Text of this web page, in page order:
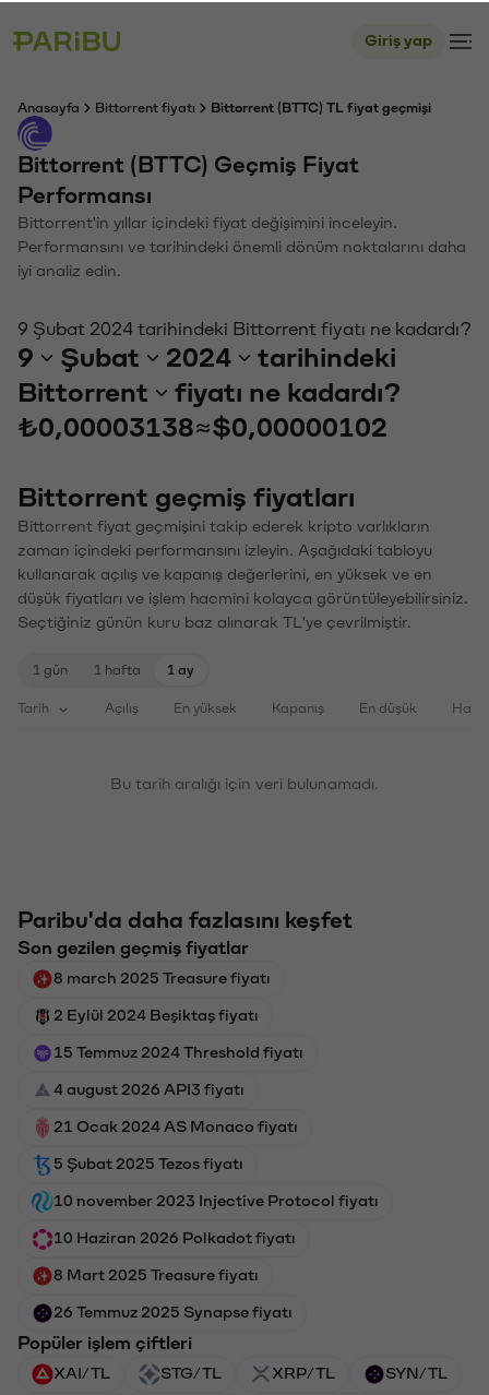
Giriş yap
Anasayfa Bittorrent fiyatı Bittorrent (BTTC) TL fiyat geçmişi
Bittorrent (BTTC) Geçmiş Fiyat
Performansı
Bittorrent'in yıllar içindeki fiyat değişimini inceleyin.
Performansını ve tarihindeki önemli dönüm noktalarını daha
iyi analiz edin.
9 Şubat 2024 tarihindeki Bittorrent fiyatı ne kadardı?
9 Şubat 2024
tarihindeki
Bittorrent
fiyatı ne kadardı?
₺0,00003138≈$0,00000102
Bittorrent geçmiş fiyatları
Bittorrent fiyat geçmişini takip ederek kripto varlıkların
zaman içindeki performansını izleyin. Aşağıdaki tabloyu
kullanarak açılış ve kapanış değerlerini, en yüksek ve en
düşük fiyatları ve işlem hacmini kolayca görüntüleyebilirsiniz.
Seçtiğiniz günün kuru baz alınarak TL'ye çevrilmiştir.
1 gün 1 hafta 1 ay
Tarih Açılış En yüksek Kapanış En düşük
Bu tarih aralığı için veri bulunamadı.
Paribu'da daha fazlasını keşfet
Son gezilen geçmiş fiyatlar
8 march 2025 Treasure fiyatı
2 Eylül 2024 Beşiktaş fiyatı
15 Temmuz 2024 Threshold fiyatı
4 august 2026 API3 fiyatı
21 Ocak 2024 AS Monaco fiyatı
5 Şubat 2025 Tezos fiyatı
10 november 2023 Injective Protocol fiyatı
10 Haziran 2026 Polkadot fiyatı
8 Mart 2025 Treasure fiyatı
26 Temmuz 2025 Synapse fiyatı
Popüler işlem çiftleri
XAI/TL STG/TL XRP/TL SYN/TL